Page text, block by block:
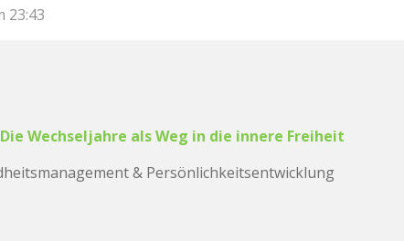
23:43
Wechseljahre als Weg in die innere Freiheit
& Persönlichkeitsentwicklung